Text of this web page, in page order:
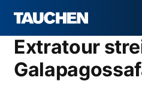
Extratour